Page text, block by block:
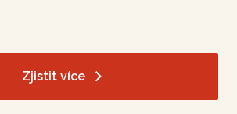
Zjistit více